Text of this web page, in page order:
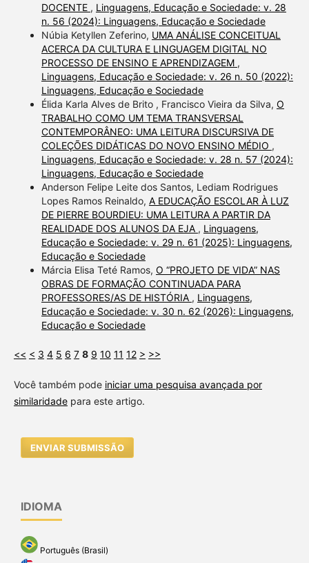
DOCENTE , Linguagens, Educação e Sociedade: v. 28
n. 56 (2024): Linguagens, Educação e Sociedade
Núbia Ketyllen Zeferino, UMA ANÁLISE CONCEITUAL
ACERCA DA CULTURA E LINGUAGEM DIGITAL NO
PROCESSO DE ENSINO E APRENDIZAGEM ,
Linguagens, Educação e Sociedade: v. 26 n. 50 (2022):
Linguagens, Educação e Sociedade
Élida Karla Alves de Brito , Francisco Vieira da Silva, O
TRABALHO COMO UM TEMA TRANSVERSAL
CONTEMPORÂNEO: UMA LEITURA DISCURSIVA DE
COLEÇÕES DIDÁTICAS DO NOVO ENSINO MÉDIO ,
Linguagens, Educação e Sociedade: v. 28 n. 57 (2024):
Linguagens, Educação e Sociedade
Anderson Felipe Leite dos Santos, Lediam Rodrigues
Lopes Ramos Reinaldo, A EDUCAÇÃO ESCOLAR À LUZ
DE PIERRE BOURDIEU: UMA LEITURA A PARTIR DA
REALIDADE DOS ALUNOS DA EJA , Linguagens,
Educação e Sociedade: v. 29 n. 61 (2025): Linguagens,
Educação e Sociedade
Márcia Elisa Teté Ramos, O “PROJETO DE VIDA” NAS
OBRAS DE FORMAÇÃO CONTINUADA PARA
PROFESSORES/AS DE HISTÓRIA , Linguagens,
Educação e Sociedade: v. 30 n. 62 (2026): Linguagens,
Educação e Sociedade
<< < 3 4 5 6 7 8 9 10 11 12 > >>
Você também pode iniciar uma pesquisa avançada por
similaridadepara este artigo.
ENVIAR SUBMISSÃO
IDIOMA
Português (Brasil)